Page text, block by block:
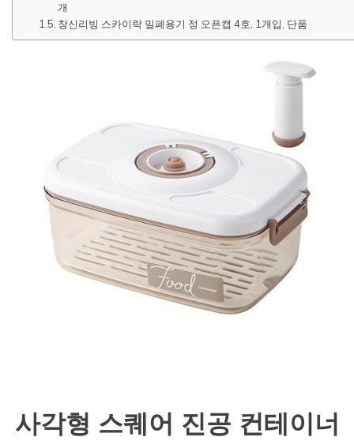
개
창신리빙 스카이락 밀폐용기 정 오픈캡 4호, 1개입, 단품
사각형 스퀘어 진공 컨테이너